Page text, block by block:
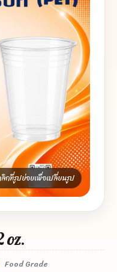
กที่รูปย่อยเพื่อเปลี่ยนรูป
oz.
Food Grade